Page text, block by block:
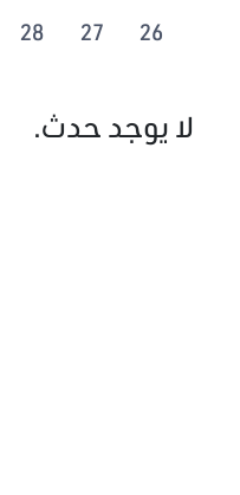
26
27
28
لا يوجد حدث.